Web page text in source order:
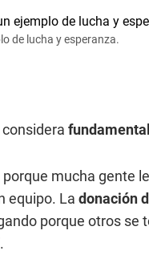
de lucha y esperanza.
fundamental
mucha gente le
equipo. La donación
porque otros se